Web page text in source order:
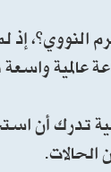
النووي”،
تدرك أن